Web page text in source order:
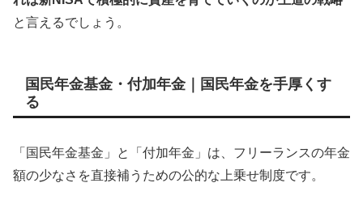
と言えるでしょう。
国民年金基金・付加年金｜国民年金を手厚くす
る
「国民年金基金」と「付加年金」は、フリーランスの年金
額の少なさを直接補うための公的な上乗せ制度です。